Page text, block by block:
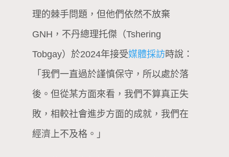
理的棘手問題，但他們依然不放棄
GNH，不丹總理托傑（Tshering
Tobgay）於2024年接受媒體採訪時說：
「我們一直過於謹慎保守，所以處於落
後。但從某方面來看，我們不算真正失
敗，相較社會進步方面的成就，我們在
經濟上不及格。」